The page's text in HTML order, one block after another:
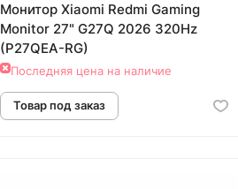
Монитор Xiaomi Redmi Gaming
Monitor 27" G27Q 2026 320Hz
(P27QEA-RG)
Последняя цена на наличие